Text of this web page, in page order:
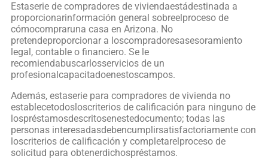
Estaserie de compradores de viviendaestádestinada a
proporcionarinformación general sobreelproceso de
cómocompraruna casa en Arizona. No
pretendeproporcionar a loscompradoresasesoramiento
legal, contable o financiero. Se le
recomiendabuscarlosservicios de un
profesionalcapacitadoenestoscampos.
Además, estaserie para compradores de vivienda no
establecetodosloscriterios de calificación para ninguno de
lospréstamosdescritosenestedocumento; todas las
personas interesadasdebencumplirsatisfactoriamente con
loscriterios de calificación y completarelproceso de
solicitud para obtenerdichospréstamos.